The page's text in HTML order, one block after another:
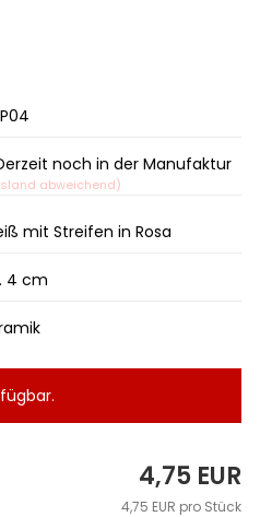
noch in der Manufaktur
abweichend)
mit Streifen in Rosa
4 cm
4,75 EUR
4,75 EUR pro Stück